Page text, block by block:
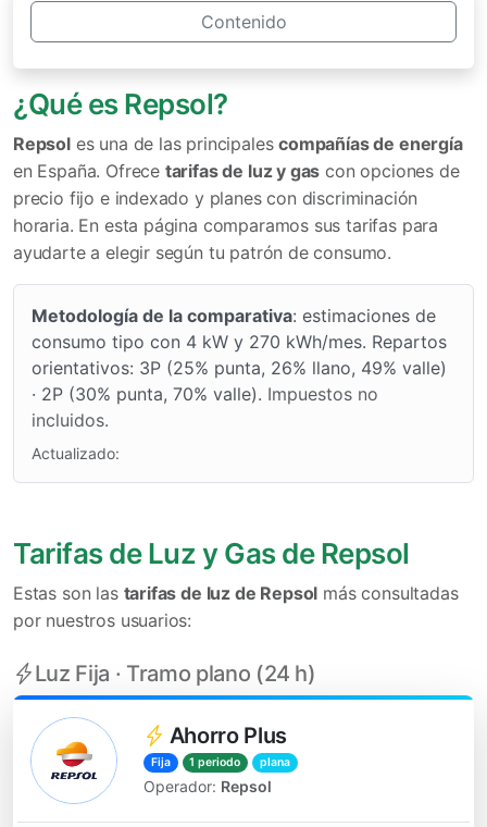
¿Qué es Repsol?
Repsoles una de las principalescompañías de energía
en España. Ofrece tarifas de luz y gas con opciones de
precio fijo e indexado y planes con discriminación
horaria. En esta página comparamos sus tarifas para
ayudarte a elegir según tu patrón de consumo.
Metodología de la comparativa: estimaciones de
consumo tipo con 4 kW y 270 kWh/mes. Repartos
orientativos: 3P (25% punta, 26% llano, 49% valle)
· 2P (30% punta, 70% valle). Impuestos no
incluidos.
Actualizado:
Tarifas de Luz y Gas de Repsol
Estas son las tarifas de luz de Repsol más consultadas
por nuestros usuarios:
Luz Fija · Tramo plano (24 h)
Ahorro Plus
Fija 1 periodo plana
Operador: Repsol
Contenido